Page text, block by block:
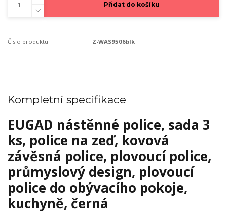
Přidat do košíku
Číslo produktu: Z-WAS9506blk
Kompletní specifikace
EUGAD nástěnné police, sada 3
ks, police na zeď, kovová
závěsná police, plovoucí police,
průmyslový design, plovoucí
police do obývacího pokoje,
kuchyně, černá